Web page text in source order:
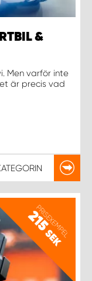
&
Men varför inte
är precis vad
PRISEXEMPEL
215
SEK